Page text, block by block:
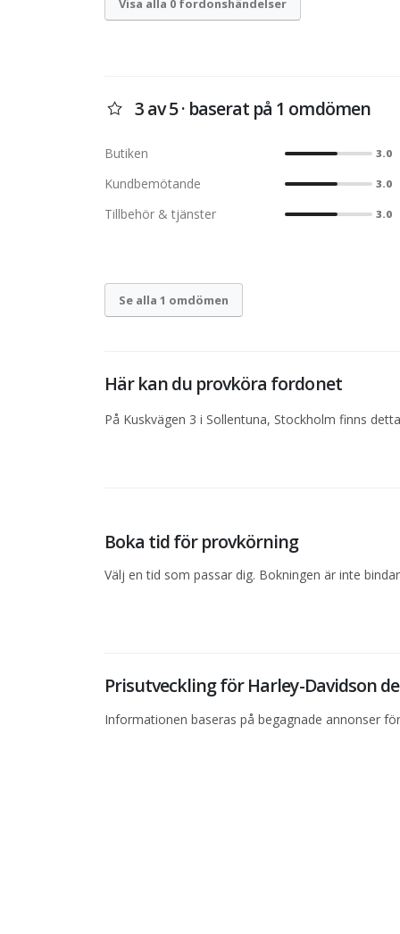
3 av 5 · baserat på 1 omdömen
Butiken 3.0
Kundbemötande 3.0
Tillbehör & tjänster 3.0
Se alla 1 omdömen
Här kan du provköra fordonet
På Kuskvägen 3 i Sollentuna, Stockholm finns
Boka tid för provkörning
Välj en tid som passar dig. Bokningen är inte
Prisutveckling för Harley-Davidson
Informationen baseras på begagnade annonser